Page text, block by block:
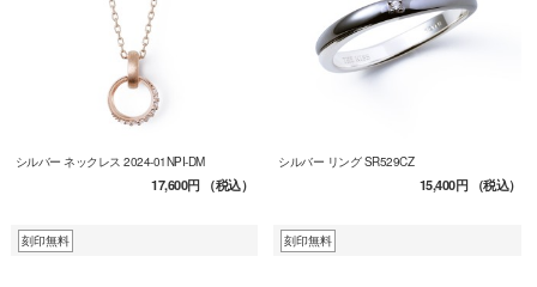
シルバー ネックレス 2024-01NPI-DM
17,600円（税込）
シルバー リング SR529CZ
15,400円（税込）
刻印無料 刻印無料